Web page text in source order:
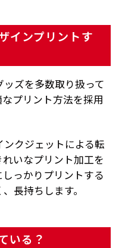
インプリントす
ズを多数取り扱って
プリント方法を採用
クジェットによる転
いなプリント加工を
っかりプリントする
長持ちします。
いる？